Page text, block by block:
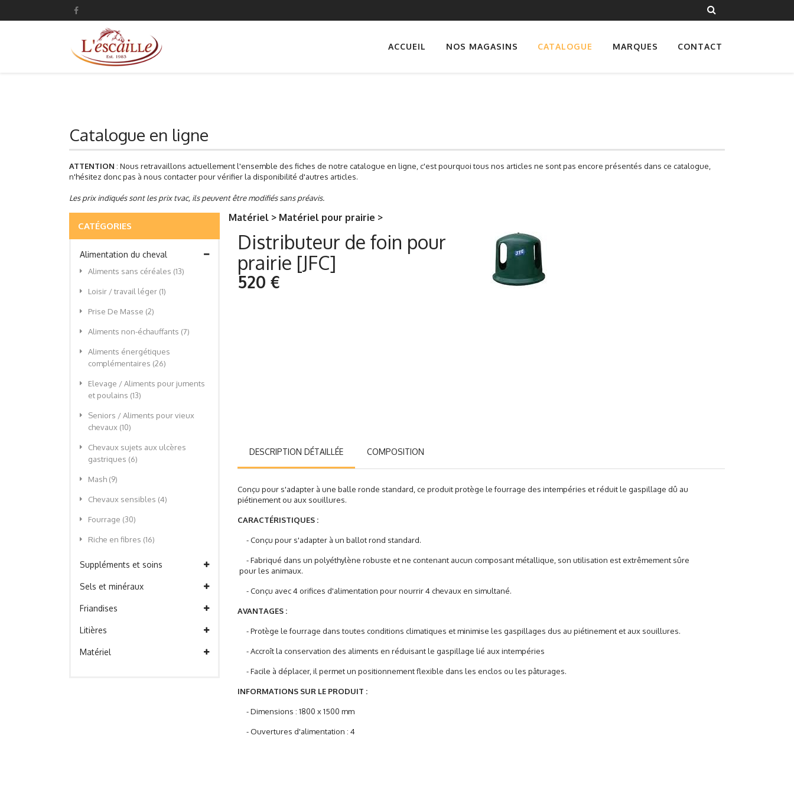
ACCUEIL NOS MAGASINS CATALOGUE MARQUES CONTACT
Catalogue en ligne
ATTENTION : Nous retravaillons actuellement l'ensemble des fiches de notre catalogue en ligne, c'est pourquoi tous nos articles ne sont pas encore présentés dans ce catalogue,
n'hésitez donc pas à nous contacter pour vérifier la disponibilité d'autres articles.
Les prix indiqués sont les prix tvac, ils peuvent être modifiés sans préavis.
CATÉGORIES
Alimentation du cheval
Aliments sans céréales (13)
Loisir / travail léger (1)
Prise De Masse (2)
Aliments non-échauffants (7)
Aliments énergétiques
complémentaires (26)
Elevage / Aliments pour juments
et poulains (13)
Seniors / Aliments pour vieux
chevaux (10)
Chevaux sujets aux ulcères
gastriques (6)
Mash (9)
Chevaux sensibles (4)
Fourrage (30)
Riche en fibres (16)
Suppléments et soins
Sels et minéraux
Friandises
Litières
Matériel
Matériel > Matériel pour prairie >
Distributeur de foin pour
prairie [JFC]
520 €
DESCRIPTION DÉTAILLÉE COMPOSITION
Conçu pour s'adapter à une balle ronde standard, ce produit protège le fourrage des intempéries et réduit le gaspillage dû au
piétinement ou aux souillures.
CARACTÉRISTIQUES :
- Conçu pour s'adapter à un ballot rond standard.
- Fabriqué dans un polyéthylène robuste et ne contenant aucun composant métallique, son utilisation est extrêmement sûre
pour les animaux.
- Conçu avec 4 orifices d'alimentation pour nourrir 4 chevaux en simultané.
AVANTAGES :
- Protège le fourrage dans toutes conditions climatiques et minimise les gaspillages dus au piétinement et aux souillures.
- Accroît la conservation des aliments en réduisant le gaspillage lié aux intempéries
- Facile à déplacer, il permet un positionnement flexible dans les enclos ou les pâturages.
INFORMATIONS SUR LE PRODUIT :
- Dimensions : 1800 x 1500 mm
- Ouvertures d'alimentation : 4